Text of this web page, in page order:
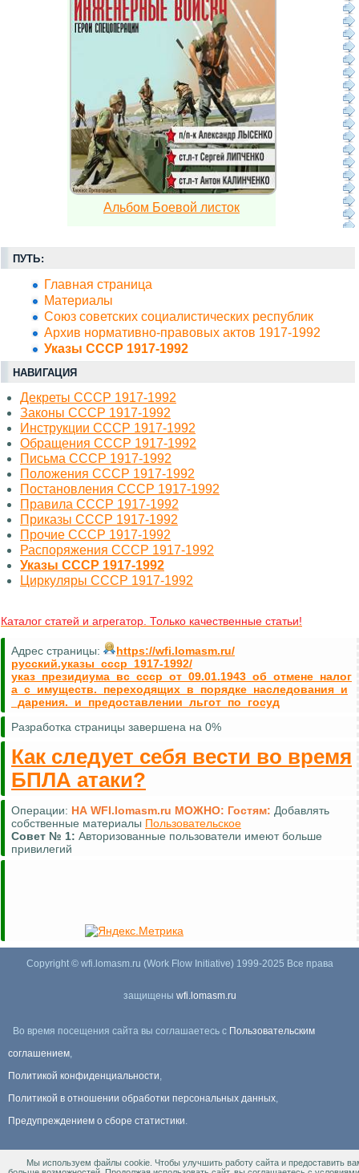
Альбом Боевой листок
ПУТЬ:
Главная страница
Материалы
Союз советских социалистических республик
Архив нормативно-правовых актов 1917-1992
Указы СССР 1917-1992
НАВИГАЦИЯ
Декреты СССР 1917-1992
Законы СССР 1917-1992
Инструкции СССР 1917-1992
Обращения СССР 1917-1992
Письма СССР 1917-1992
Положения СССР 1917-1992
Постановления СССР 1917-1992
Правила СССР 1917-1992
Приказы СССР 1917-1992
Прочие СССР 1917-1992
Распоряжения СССР 1917-1992
Указы СССР 1917-1992
Циркуляры СССР 1917-1992
Каталог статей и агрегатор. Только качественные статьи!
Адрес страницы:
https://wfi.lomasm.ru/
русский.указы_ссср_1917-1992/
указ_президиума_вс_ссср_от_09.01.1943_об_отмене_налог
а_с_имуществ._переходящих_в_порядке_наследования_и
_дарения._и_предоставлении_льгот_по_госуд
Разработка страницы завершена на 0%
Как следует себя вести во время
БПЛА атаки?
Операции: НА WFI.lomasm.ru МОЖНО: Гостям: Добавлять
собственные материалы Пользовательское
Совет № 1: Авторизованные пользователи имеют больше
привилегий
Copyright © wfi.lomasm.ru (Work Flow Initiative) 1999-2025 Все права
защищены wfi.lomasm.ru
Во время посещения сайта вы соглашаетесь с Пользовательским
соглашением,
Политикой конфиденциальности,
Политикой в отношении обработки персональных данных,
Предупреждением о сборе статистики.
Информация Для правообладателей.
Мы используем файлы cookie. Чтобы улучшить работу сайта и предоставить